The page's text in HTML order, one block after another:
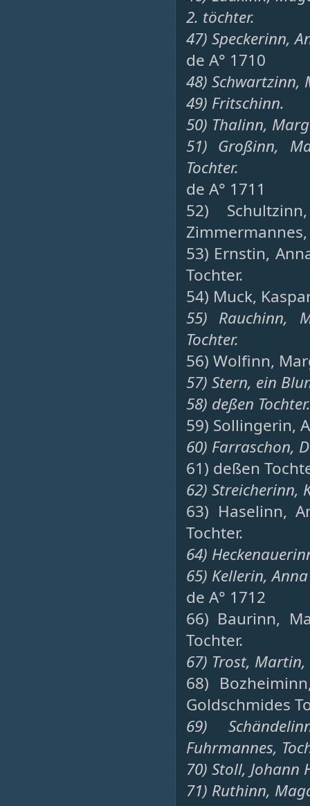
2. töchter.
47) Speckerinn,
de A° 1710
48) Schwartzinn,
49) Fritschinn.
50) Thalinn,
51) Großinn,
Tochter.
de A° 1711
52)
Zimmermannes,
53) Ernstin,
Tochter.
54) Muck,
55) Rauchinn,
Tochter.
56) Wolfinn,
57) Stern, ein
58) deßen Tochter.
59) Sollingerin,
60) Farraschon,
61) deßen
62) Streicherinn,
63) Haselinn,
Tochter.
64)
65) Kellerin,
de A° 1712
66) Baurinn,
Tochter.
67) Trost, Martin,
68)
Goldschmides
69)
Fuhrmannes,
70) Stoll, Johann
71) Ruthinn,